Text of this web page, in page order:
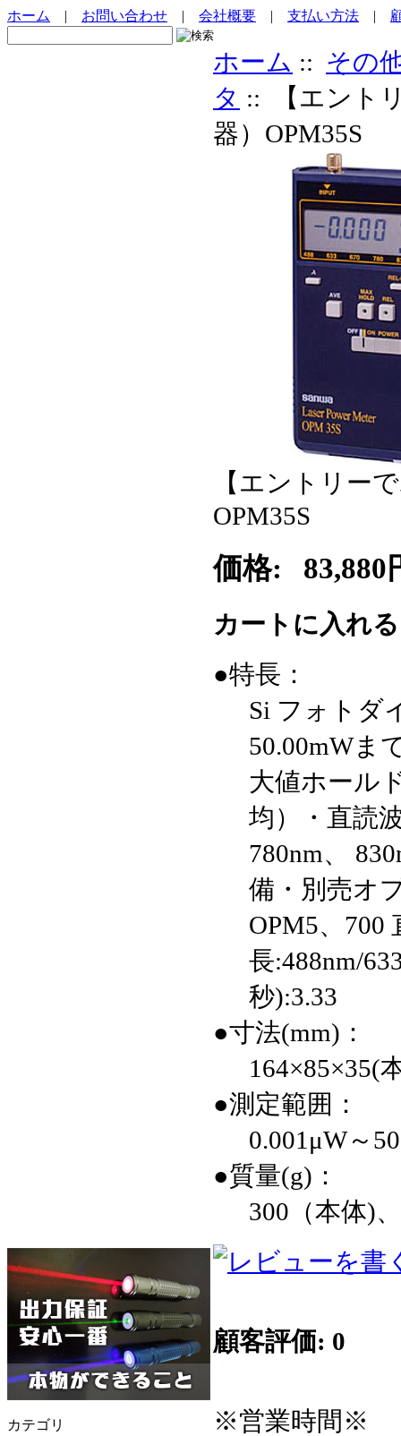
ホーム | お問い合わせ | 会社概要 | 支払い方法 |
カテゴリ
ホーム :: その
タ :: 【エント
器）OPM35S
【エントリー
OPM35S
価格: 83,880
カートに入れ
●特長：
Si フォトダ
50.00mWま
大値ホール
均）・直読
780nm、
備・別売オ
OPM5、700
長:488nm/
秒):3.33
●寸法(mm)：
164×85×35(
●測定範囲：
0.001μW～
●質量(g)：
300（本体)
顧客評価: 0
※営業時間※